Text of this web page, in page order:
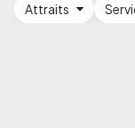
Attraits